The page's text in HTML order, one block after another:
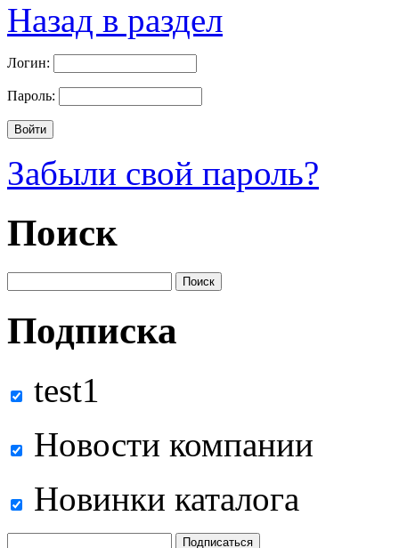
Назад в раздел
Логин:
Пароль:
Забыли свой пароль?
Поиск
Подписка
test1
Новости компании
Новинки каталога